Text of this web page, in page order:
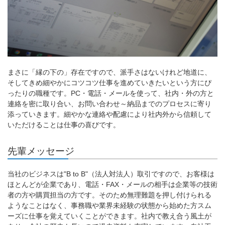
まさに「縁の下の」存在ですので、派手さはないけれど地道に、
そしてきめ細やかにコツコツ仕事を進めていきたいという方にぴ
ったりの職種です。PC・電話・メールを使って、社内・外の方と
連絡を密に取り合い、お問い合わせ～納品までのプロセスに寄り
添っていきます。細やかな連絡や配慮により社内外から信頼して
いただけることは仕事の喜びです。
先輩メッセージ
当社のビジネスは"B to B"（法人対法人）取引ですので、お客様は
ほとんどが企業であり、電話・FAX・メールの相手は企業等の技術
者の方や購買担当の方です。そのため無理難題を押し付けられる
ようなことはなく、事務職や業界未経験の状態から始めた方スム
ーズに仕事を覚えていくことができます。社内で教え合う風土が